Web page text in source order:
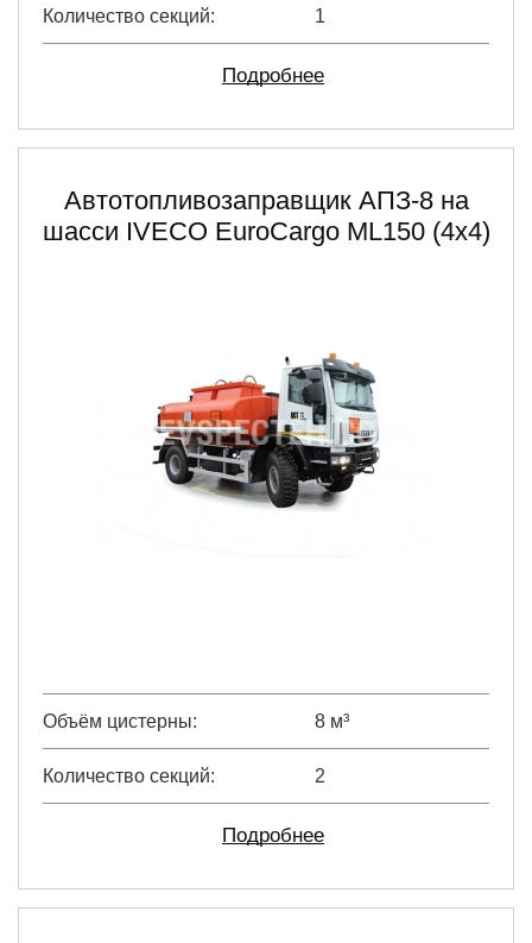
Количество секций 1
Подробнее
Автотопливозаправщик АПЗ-8 на
шасси IVECO EuroCargo ML150 (4х4)
Объём цистерны 8 м³
Количество секций 2
Подробнее